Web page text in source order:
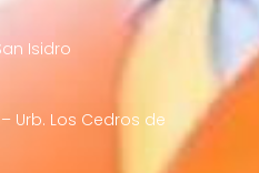
Isidro
Urb. Los Cedros de